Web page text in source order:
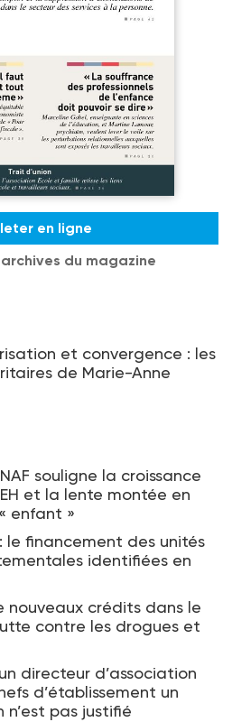
en ligne
du magazine
et convergence : les
de Marie-Anne
souligne la croissance
et la lente montée en
enfant »
le financement des unités
identifiées en
nouveaux crédits dans le
contre les drogues et
directeur d’association
d’établissement un
pas justifié